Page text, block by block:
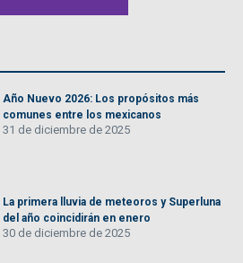
Año Nuevo 2026: Los propósitos más
comunes entre los mexicanos
31 de diciembre de 2025
La primera lluvia de meteoros y Superluna
del año coincidirán en enero
30 de diciembre de 2025